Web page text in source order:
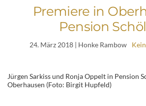
Premiere in
Pension
24. März 2018| Honke Rambow
Jürgen Sarkiss und Ronja Oppelt in Pension
Oberhausen (Foto: Birgit Hupfeld)